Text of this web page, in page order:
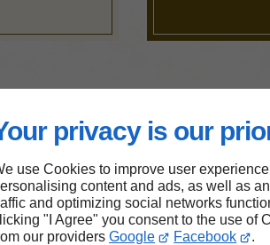
privacy is our
use Cookies to improve user
content and ads, as well as
and optimizing social networks
"I Agree" you consent to the use of
our providers Google Facebook .